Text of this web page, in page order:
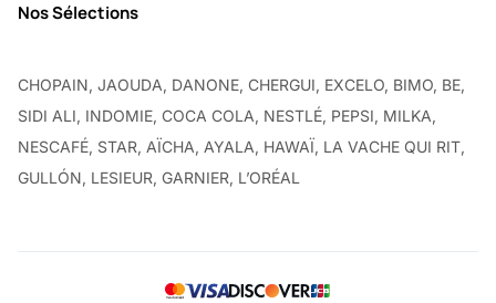
Nos Sélections
CHOPAIN, JAOUDA, DANONE, CHERGUI, EXCELO, BIMO, BE,
SIDI ALI, INDOMIE, COCA COLA, NESTLÉ, PEPSI, MILKA,
NESCAFÉ, STAR, AÏCHA, AYALA, HAWAÏ, LA VACHE QUI RIT,
GULLÓN, LESIEUR, GARNIER, L’ORÉAL